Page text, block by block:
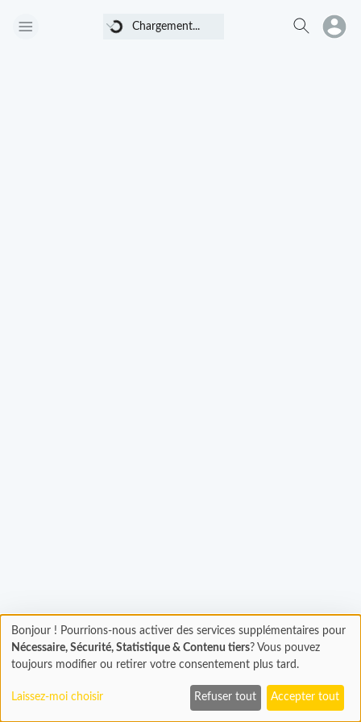
Chargement...
Chargement
En cours...
Bonjour ! Pourrions-nous activer des services supplémentaires pour
Nécessaire, Sécurité, Statistique & Contenu tiers? Vous pouvez
toujours modifier ou retirer votre consentement plus tard.
Laissez-moi choisir Refuser tout Accepter tout